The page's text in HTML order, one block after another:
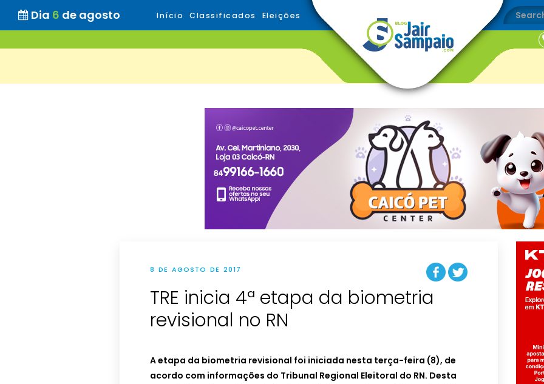
Dia 6 de agosto Início Classificados Eleições
8 DE AGOSTO DE 2017
TRE inicia 4ª etapa da biometria
revisional no RN
A etapa da biometria revisional foi iniciada nesta terça-feira (8), de
acordo com informações do Tribunal Regional Eleitoral do RN. Desta